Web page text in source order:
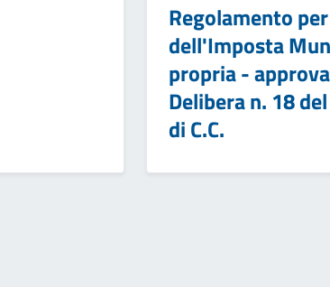
Regolamento
dell'Imposta
propria -
Delibera n. 18
di C.C.